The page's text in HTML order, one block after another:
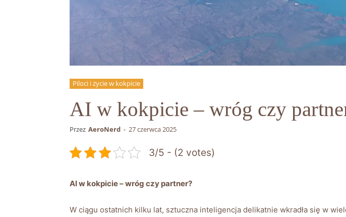
Piloci i życie w kokpicie
AI w kokpicie – wróg czy
Przez AeroNerd - 27 czerwca 2025
3/5 - (2 votes)
AI w⁢ kokpicie – wróg czy partner?
W ciągu ostatnich ⁢kilku lat, sztuczna inteligencja delikatnie wkradła się w